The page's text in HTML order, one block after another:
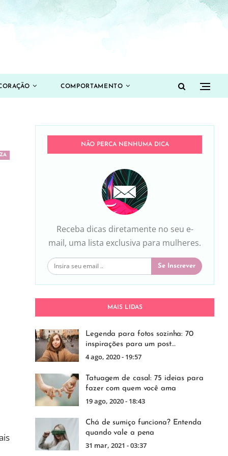
COMPORTAMENTO
NÃO PERCA NENHUMA DICA
Receba dicas diretamente no seu e-
mail, uma lista exclusiva para mulheres.
Se Inscrever
MAIS LIDAS
Legenda para fotos sozinha: 70
inspirações para um post…
4 ago, 2020 - 19:57
Tatuagem de casal: 75 ideias para
fazer com quem você ama
19 ago, 2020 - 18:43
Chá de sumiço funciona? Entenda
quando vale a pena
31 mar, 2021 - 03:37